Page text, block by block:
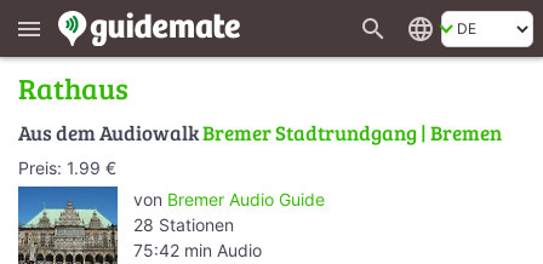
menu search language
Rathaus
Aus dem AudiowalkBremer Stadtrundgang | Bremen
Preis: 1.99 €
von Bremer Audio Guide
28 Stationen
75:42 min Audio